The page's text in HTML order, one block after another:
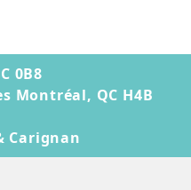
0B8
Montréal, QC H4B
Carignan